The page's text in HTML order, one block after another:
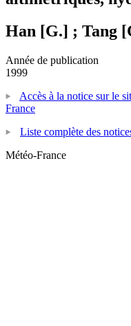
Han [G.] ; Tang
Année de publication
1999
Accès à la notice sur le
France
Liste complète des
Météo-France